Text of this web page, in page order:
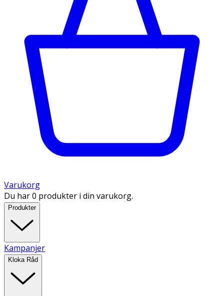
Varukorg
Du har 0 produkter i din varukorg.
Produkter
Kampanjer
Kloka Råd